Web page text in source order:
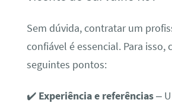
Sem dúvida, contratar um
confiável é essencial. Para isso,
seguintes pontos:
✔️ Experiência e referências–